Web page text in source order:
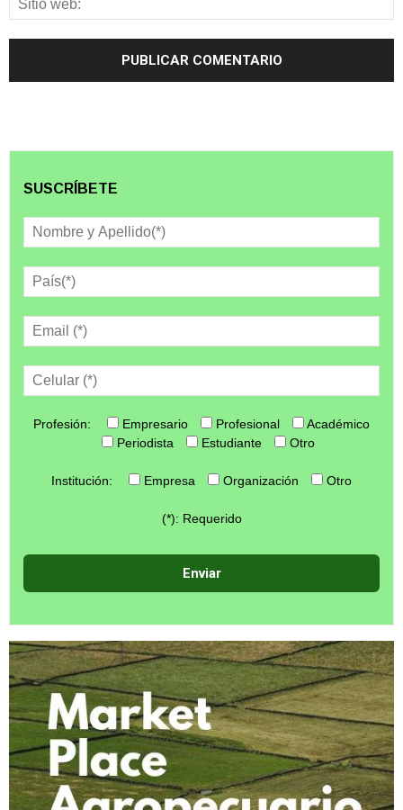
SUSCRÍBETE
Profesión: Empresario Profesional
Académico
Periodista
Estudiante Otro
Institución: Empresa Organización Otro
(*): Requerido